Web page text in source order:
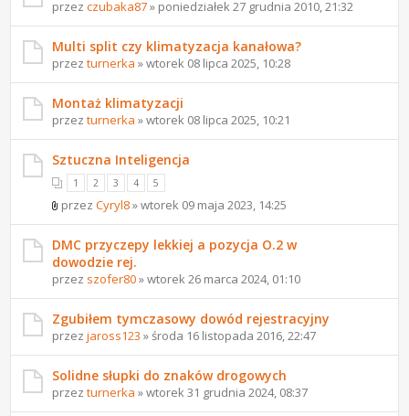
przezczubaka87» poniedziałek 27 grudnia 2010, 21:32
Multi split czy klimatyzacja kanałowa?
przezturnerka » wtorek 08 lipca 2025, 10:28
Montaż klimatyzacji
przezturnerka » wtorek 08 lipca 2025, 10:21
Sztuczna Inteligencja
1 2 3 4 5
przezCyryl8» wtorek 09 maja 2023, 14:25
DMC przyczepy lekkiej a pozycja O.2 w
dowodzie rej.
przez szofer80» wtorek 26 marca 2024, 01:10
Zgubiłem tymczasowy dowód rejestracyjny
przezjaross123 » środa 16 listopada 2016, 22:47
Solidne słupki do znaków drogowych
przezturnerka » wtorek 31 grudnia 2024, 08:37